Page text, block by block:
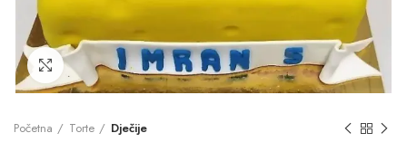
Click to enlarge
Početna Torte Dječije